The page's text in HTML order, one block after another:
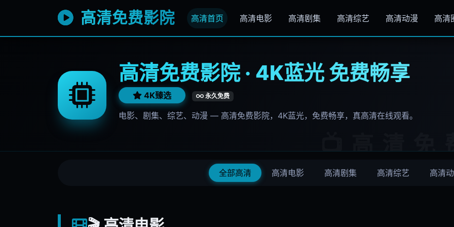
高清免费影院 高清首页 高清电影 高清剧集 高清综艺 高清动漫 高清
高清免费影院 · 4K蓝光 免费畅享
4K臻选 永久免费
电影、剧集、综艺、动漫 — 高清免费影院，4K蓝光，免费畅享，真高清在线观看。
全部高清 高清电影 高清剧集 高清综艺 高清